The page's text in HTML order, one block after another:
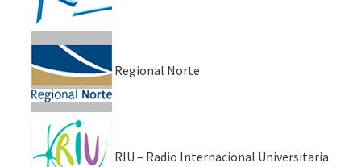
Regional Norte
RIU – Radio Internacional Universitaria